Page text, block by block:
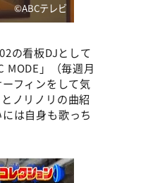
©️ABCテレビ
の看板DJとして
MODE」（毎週月
フィンをして気
ノリノリの曲紹
は自身も歌っち